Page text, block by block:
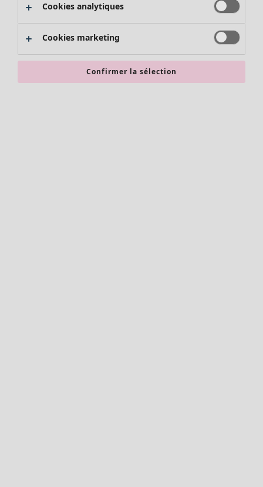
Promos SOLDES
Les promos de Gudrun Sjödén
Nouvel arrivage
Bonnes affaires en soldes - jusqu'à -70
Cookies analytiques
Cookies marketing
Confirmer la sélection